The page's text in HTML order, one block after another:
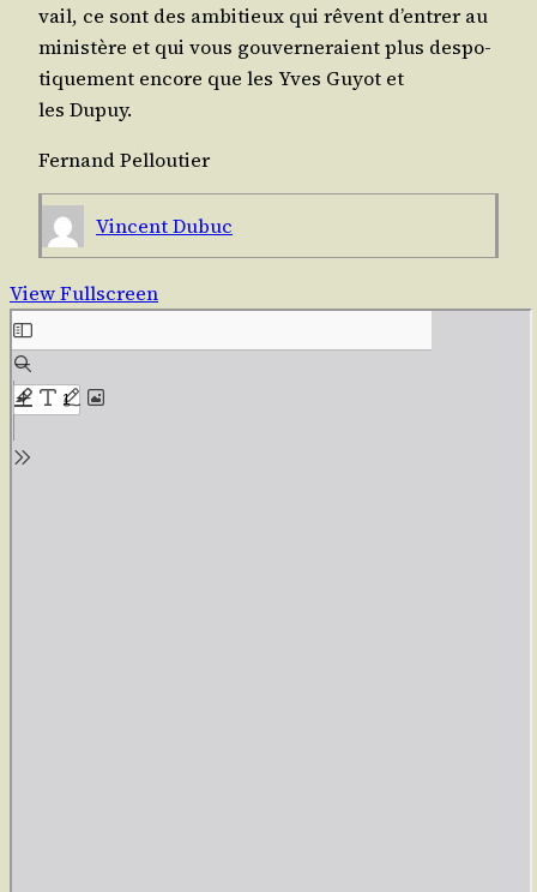
vail, ce sont des ambi­tieux qui rêvent d’en­trer au
minis­tère et qui vous gou­ver­ne­raient plus des­po­
ti­que­ment encore que les Yves Guyot et
les Dupuy.
Fer­nand Pelloutier
Vincent Dubuc
View Fullscreen